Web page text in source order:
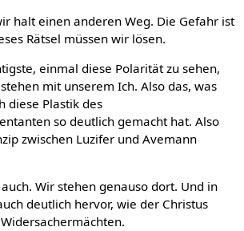
halt einen anderen Weg. Die Gefahr ist
Rätsel müssen wir lösen.
einmal diese Polarität zu sehen,
mit unserem Ich. Also das, was
diese Plastik des
so deutlich gemacht hat. Also
zwischen Luzifer und Avemann
Wir stehen genauso dort. Und in
deutlich hervor, wie der Christus